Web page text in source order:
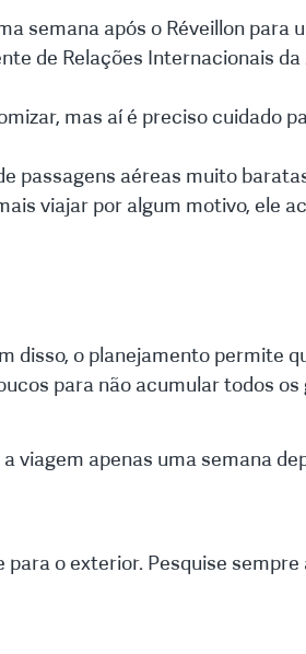
semana após o Réveillon para
de Relações Internacionais da
mas aí é preciso cuidado
passagens aéreas muito
viajar por algum motivo, ele
disso, o planejamento permite
para não acumular todos os
viagem apenas uma semana
o exterior. Pesquise sempre